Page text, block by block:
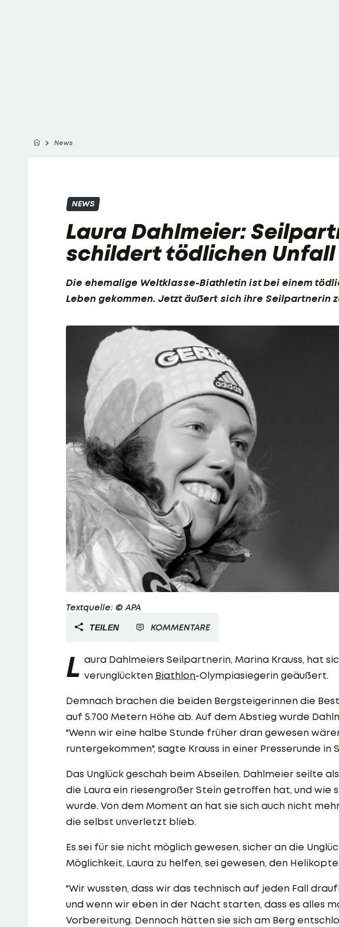
News
NEWS
Laura Dahlmeier:
schildert tödlichen Unfall
Die ehemalige Weltklasse-Biathletin ist bei einem
Leben gekommen. Jetzt äußert sich ihre Seilpartnerin
Textquelle: © APA
TEILEN KOMMENTARE
L aura Dahlmeiers Seilpartnerin, Marina Krauss, hat
verunglückten Biathlon-Olympiasiegerin geäußert.
Demnach brachen die beiden Bergsteigerinnen die
auf 5.700 Metern Höhe ab. Auf dem Abstieg wurde
"Wenn wir eine halbe Stunde früher dran gewesen
runtergekommen", sagte Krauss in einer Presserunde in
Das Unglück geschah beim Abseilen. Dahlmeier seilte
die Laura ein riesengroßer Stein getroffen hat, und wie
wurde. Von dem Moment an hat sie sich auch nicht
die selbst unverletzt blieb.
Es sei für sie nicht möglich gewesen, sicher an die
Möglichkeit, Laura zu helfen, sei gewesen, den
"Wir wussten, dass wir das technisch auf jeden Fall
und wenn wir eben in der Nacht starten, dass es alles
Vorbereitung. Dennoch hätten sie sich am Berg